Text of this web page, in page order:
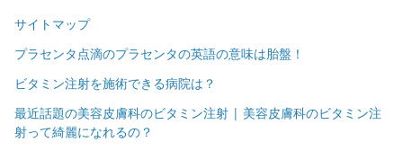
サイトマップ
プラセンタ点滴のプラセンタの英語の意味は胎盤！
ビタミン注射を施術できる病院は？
最近話題の美容皮膚科のビタミン注射 | 美容皮膚科のビタミン注
射って綺麗になれるの？